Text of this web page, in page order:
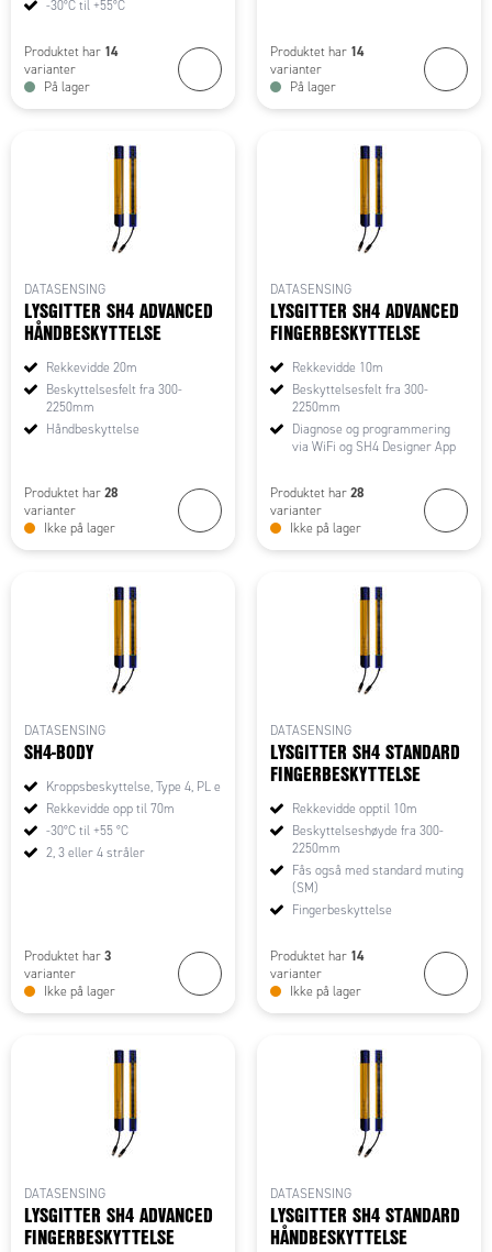
-30°C til +55°C
Produktet har 14
varianter
På lager
Produktet har 14
varianter
På lager
DATASENSING
LYSGITTER SH4 ADVANCED
HÅNDBESKYTTELSE
Rekkevidde 20m
Beskyttelsesfelt fra 300-
2250mm
Håndbeskyttelse
Produktet har 28
varianter
Ikke på lager
DATASENSING
LYSGITTER SH4 ADVANCED
FINGERBESKYTTELSE
Rekkevidde 10m
Beskyttelsesfelt fra 300-
2250mm
Diagnose og programmering
via WiFi og SH4 Designer App
Produktet har 28
varianter
Ikke på lager
DATASENSING
SH4-BODY
Kroppsbeskyttelse, Type 4, PL e
Rekkevidde opp til 70m
-30°C til +55 °C
2, 3 eller 4 stråler
Produktet har 3
varianter
Ikke på lager
DATASENSING
LYSGITTER SH4 STANDARD
FINGERBESKYTTELSE
Rekkevidde opptil 10m
Beskyttelseshøyde fra 300-
2250mm
Fås også med standard muting
(SM)
Fingerbeskyttelse
Produktet har 14
varianter
Ikke på lager
DATASENSING
LYSGITTER SH4 ADVANCED
FINGERBESKYTTELSE
DATASENSING
LYSGITTER SH4 STANDARD
HÅNDBESKYTTELSE